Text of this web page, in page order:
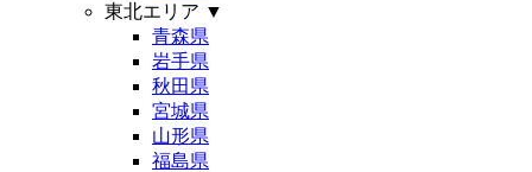
東北エリア ▼
青森県
岩手県
秋田県
宮城県
山形県
福島県